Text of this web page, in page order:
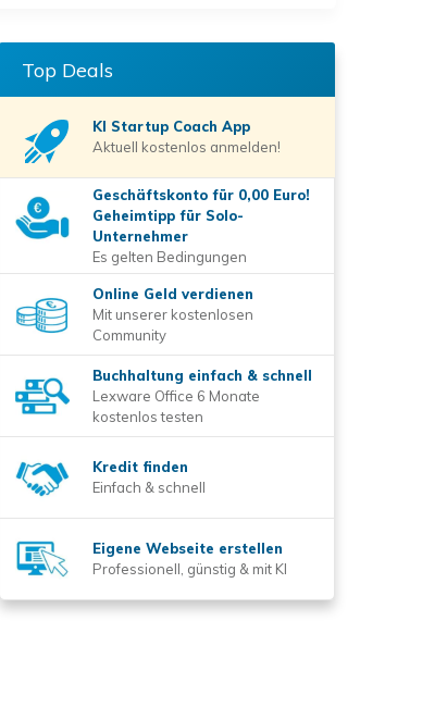
Top Deals
KI Startup Coach App
Aktuell kostenlos anmelden!
Geschäftskonto für 0,00 Euro!
Geheimtipp für Solo-
Unternehmer
Es gelten Bedingungen
Online Geld verdienen
Mit unserer kostenlosen
Community
Buchhaltung einfach & schnell
Lexware Office 6 Monate
kostenlos testen
Kredit finden
Einfach & schnell
Eigene Webseite erstellen
Professionell, günstig & mit KI